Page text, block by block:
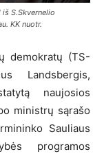
S.Skvernelio
KK nuotr.
demokratų (TS-
Landsbergis,
naujosios
ministrų sąrašo
Sauliaus
programos